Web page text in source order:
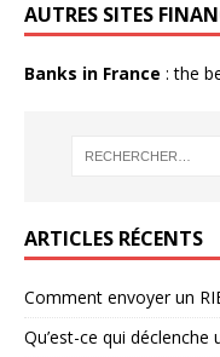
AUTRES SITES
Banks in France : the
ARTICLES RÉCENTS
Comment envoyer un
Qu’est-ce qui